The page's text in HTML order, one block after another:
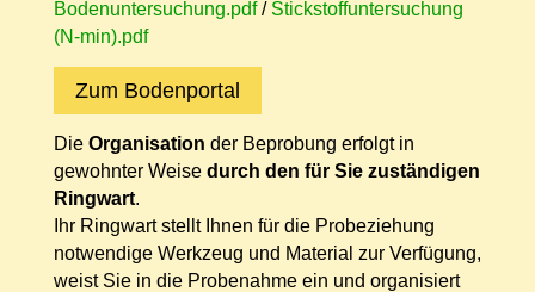
Bodenuntersuchung.pdf/ Stickstoffuntersuchung
(N-min).pdf
Zum Bodenportal
Die Organisation der Beprobung erfolgt in
gewohnter Weise durch den für Sie zuständigen
Ringwart.
Ihr Ringwart stellt Ihnen für die Probeziehung
notwendige Werkzeug und Material zur Verfügung,
weist Sie in die Probenahme ein und organisiert